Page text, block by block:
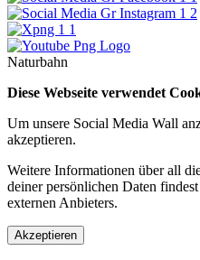
Naturbahn
Diese Webseite verwendet
Um unsere Social Media Wall
akzeptieren.
Weitere Informationen über all
deiner persönlichen Daten
externen Anbieters.
Akzeptieren